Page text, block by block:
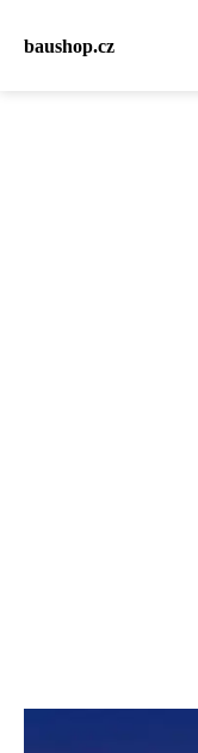
baushop.cz